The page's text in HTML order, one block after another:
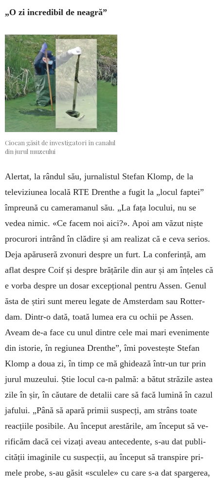
„O zi incredibil de neagră”
Ciocan găsit de investigatori în canalul
din jurul muzeului
Alertat, la rândul său, jurnalistul Stefan Klomp, de la
televiziunea locală RTE Drenthe a fugit la „lo­cul faptei”
împreună cu cameramanul său. „La fața locului, nu se
vedea nimic. «Ce facem noi aici?». Apoi am văzut niște
procurori intrând în clădire și am realizat că e ceva serios.
Deja apăruseră zvonuri despre un furt. La conferință, am
aflat despre Coif și despre brățările din aur și am înțeles că
e vorba despre un dosar excepțional pentru Assen. Genul
ăsta de știri sunt mereu le­gate de Amsterdam sau Rot­ter­
dam. Dintr-o dată, toată lumea era cu ochii pe Assen.
Aveam de-a face cu unul dintre cele mai mari eve­nimente
din istorie, în re­giunea Drenthe”, îmi poves­tește Stefan
Klomp a doua zi, în timp ce mă ghidează în­tr-un tur prin
jurul muze­ului. Știe locul ca-n palmă: a bătut străzile astea
zile în șir, în căutare de detalii care să facă lumină în cazul
jafului. „Până să apa­ră primii sus­pecți, am strâns toate
reac­țiile posibile. Au început a­res­tările, am în­ceput să ve­
rificăm dacă cei vizați aveau antecedente, s-au dat publi­
cității imaginile cu suspecții, au început să transpire pri­
mele probe, s-au găsit «scu­lele» cu care s-a dat spar­ge­rea,